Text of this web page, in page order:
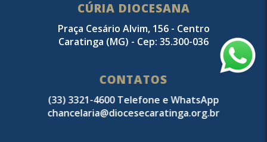
CÚRIA DIOCESANA
Praça Cesário Alvim, 156 - Centro
Caratinga (MG) - Cep: 35.300-036
CONTATOS
(33) 3321-4600 Telefone e WhatsApp
chancelaria@diocesecaratinga.org.br